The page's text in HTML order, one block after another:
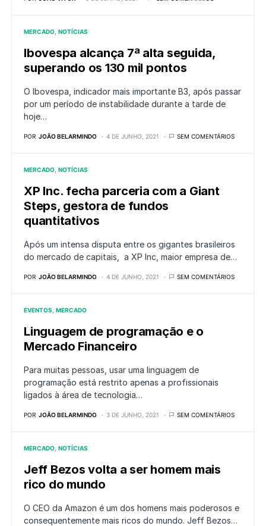
MERCADO NOTÍCIAS
Ibovespa alcança 7ª alta seguida,
superando os 130 mil pontos
O Ibovespa, indicador mais importante B3, após passar
por um período de instabilidade durante a tarde de
hoje…
POR JOÃO BELARMINDO 4 DE JUNHO, 2021 SEM COMENTÁRIOS
MERCADO NOTÍCIAS
XP Inc. fecha parceria com a Giant
Steps, gestora de fundos
quantitativos
Após um intensa disputa entre os gigantes brasileiros
do mercado de capitais, a XP Inc, maior empresa de…
POR JOÃO BELARMINDO 4 DE JUNHO, 2021 SEM COMENTÁRIOS
EVENTOS MERCADO
Linguagem de programação e o
Mercado Financeiro
Para muitas pessoas, usar uma linguagem de
programação está restrito apenas a profissionais
ligados à área de tecnologia…
POR JOÃO BELARMINDO 3 DE JUNHO, 2021 SEM COMENTÁRIOS
MERCADO NOTÍCIAS
Jeff Bezos volta a ser homem mais
rico do mundo
O CEO da Amazon é um dos homens mais poderosos e
consequentemente mais ricos do mundo. Jeff Bezos…